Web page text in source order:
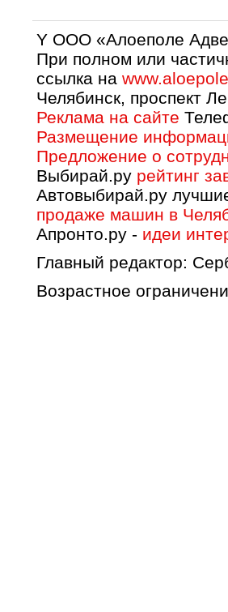
Y OOO «Алоеполе
При полном или
ссылка на
Челябинск, проспект
Реклама на сайте
Размещение
Предложение о
Выбирай.ру рейтинг
Автовыбирай.ру
продаже машин в
Апронто.ру - идеи
Главный редактор:
Возрастное